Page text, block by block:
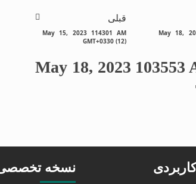
قبلی
May 15, 2023 114301 AM
GMT+0330 (12)
May 18,
May 18, 2023 103553
نسخه